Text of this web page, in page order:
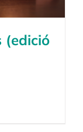
(edició